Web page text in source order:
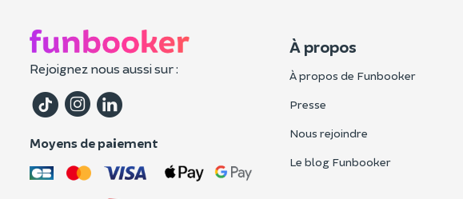
Rejoignez nous aussi sur :
Moyens de paiement
À propos
À propos de Funbooker
Presse
Nous rejoindre
Le blog Funbooker